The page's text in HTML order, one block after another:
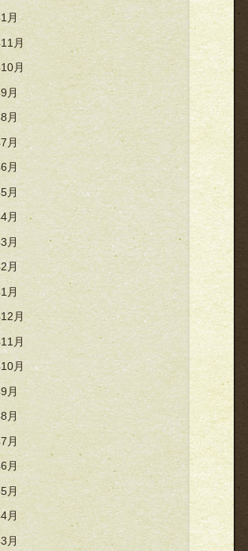
月
月
月
月
月
月
月
月
月
月
月
月
月
月
月
月
月
月
月
月
月
月